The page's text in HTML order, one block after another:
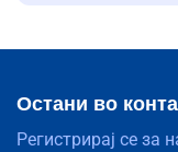
Остани во
Регистрирај се за